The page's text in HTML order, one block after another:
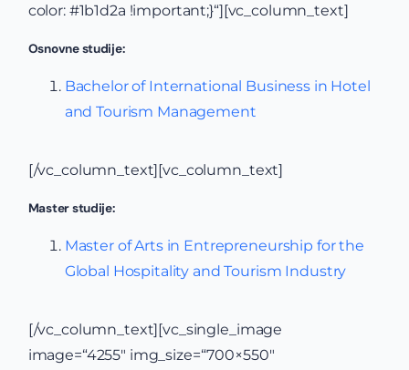
color: #1b1d2a !important;}“][vc_column_text]
Osnovne studije:
Bachelor of International Business in Hotel
and Tourism Management
[/vc_column_text][vc_column_text]
Master studije:
Master of Arts in Entrepreneurship for the
Global Hospitality and Tourism Industry
[/vc_column_text][vc_single_image
image=“4255″ img_size=“700×550″